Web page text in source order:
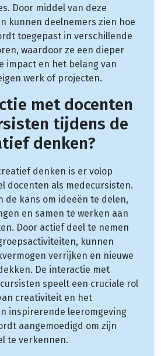
Door middel van deze
kunnen deelnemers zien hoe
toegepast in verschillende
waardoor ze een dieper
impact en het belang van
werk of projecten.
met docenten
tijdens de
denken?
denken is er volop
docenten als medecursisten.
de kans om ideeën te delen,
en samen te werken aan
Door actief deel te nemen
kunnen
verrijken en nieuwe
De interactie met
speelt een cruciale rol
creativiteit en het
inspirerende leeromgeving
aangemoedigd om zijn
te verkennen.